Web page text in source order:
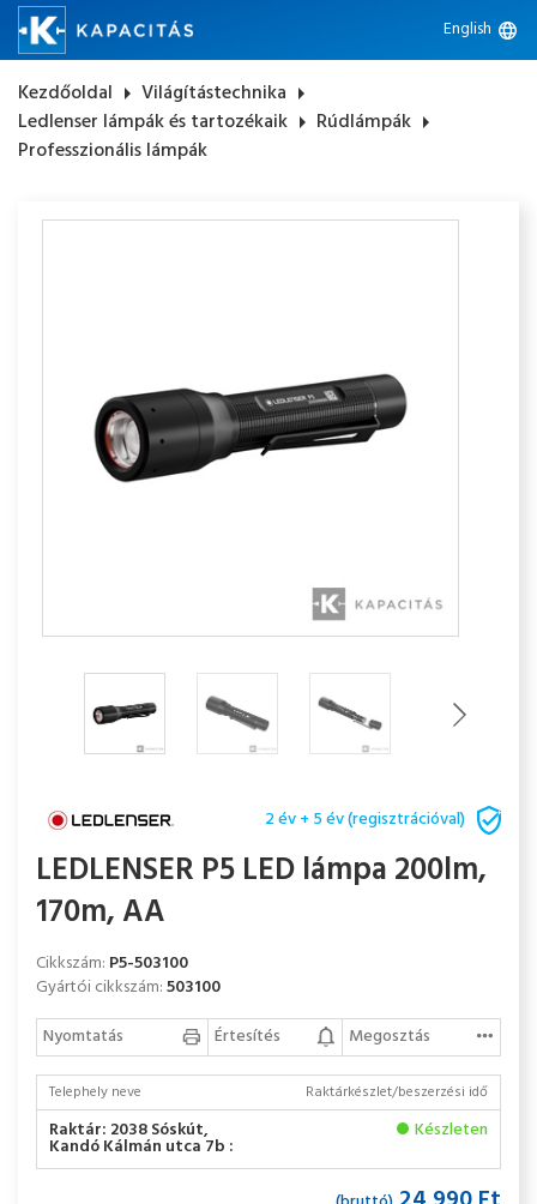
English language
Kezdőoldal arrow_right Világítástechnika arrow_right
Ledlenser lámpák és tartozékaik arrow_right Rúdlámpák arrow_right
Professzionális lámpák
2 év + 5 év (regisztrációval)
LEDLENSER P5 LED lámpa 200lm,
170m, AA
Cikkszám: P5-503100
Gyártói cikkszám:503100
Nyomtatás
Értesítés Megosztás
Telephely neve Raktárkészlet/beszerzési idő
Raktár: 2038 Sóskút,
Kandó Kálmán utca 7b :
Készleten